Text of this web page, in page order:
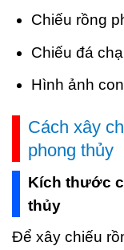
Chiếu rồng
Chiếu đá
Hình ảnh
Cách xây
phong thủy
Kích thước
thủy
Để xây chiếu